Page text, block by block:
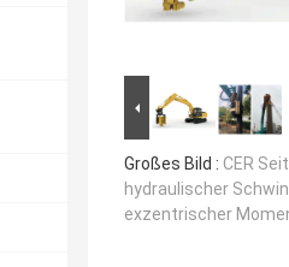
Großes Bild : CER
hydraulischer
exzentrischer